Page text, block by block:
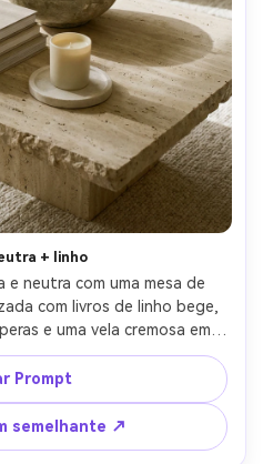
+ linho
e neutra com uma mesa de
com livros de linho bege,
e uma vela cremosa em
de calcário, luz suave da
tirada em Canon R5,
poros de pedra ultra
fotografia de interiores de
AR 4:5
Prompt
semelhante ↗